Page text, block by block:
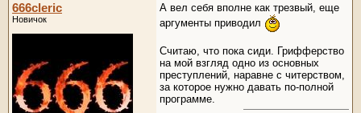
666cleric
Новичок
А вел себя вполне как трезвый, еще
аргументы приводил
Считаю, что пока сиди. Грифферство
на мой взгляд одно из основных
преступлений, наравне с читерством,
за которое нужно давать по-полной
программе.